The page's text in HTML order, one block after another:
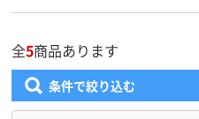
全5商品あります
条件で絞り込む